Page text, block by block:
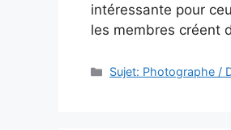
intéressante pour
les membres créent
Catégories
Sujet: Photographe /